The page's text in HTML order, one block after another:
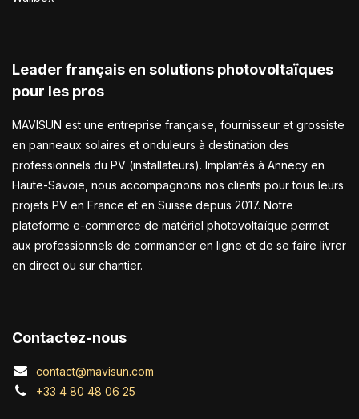
Leader français en solutions photovoltaïques
pour les pros
MAVISUN est une entreprise française, fournisseur et grossiste
en panneaux solaires et onduleurs à destination des
professionnels du PV (installateurs). Implantés à Annecy en
Haute-Savoie, nous accompagnons nos clients pour tous leurs
projets PV en France et en Suisse depuis 2017. Notre
plateforme e-commerce de matériel photovoltaïque permet
aux professionnels de commander en ligne et de se faire livrer
en direct ou sur chantier.
Contactez-nous
contact@mavisun.com
+33 4 80 48 06 25